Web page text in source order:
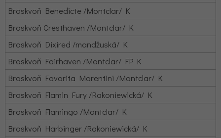
Broskvoň Benedicte /Montclar/ K
Broskvoň Cresthaven /Montclar/ K
Broskvoň Dixired /mandžuská/ K
Broskvoň Fairhaven /Montclar/ FP K
Broskvoň Favorita Morentini /Montclar/ K
Broskvoň Flamin Fury /Rakoniewická/ K
Broskvoň Flamingo /Montclar/ K
Broskvoň Harbinger /Rakoniewická/ K